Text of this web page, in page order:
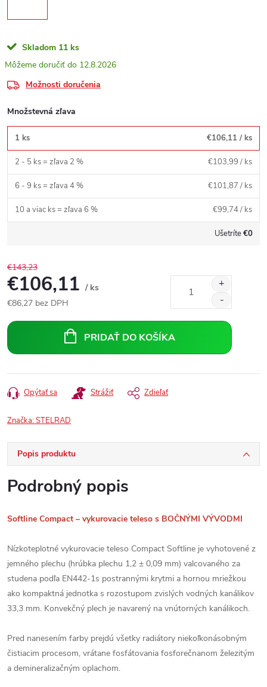
Skladom 11 ks
12.8.2026
Možnosti doručenia
Množstevná zľava
1 ks €106,11 / ks
2 - 5 ks = zľava 2 % €103,99 / ks
6 - 9 ks = zľava 4 % €101,87 / ks
10 a viac ks = zľava 6 % €99,74/ ks
Ušetríte€0
€143,23
€106,11 / ks
€86,27 bez DPH
cena:
PRIDAŤ DO KOŠÍKA
Opýtať sa Strážiť Zdieľať
Značka:STELRAD
Popis produktu
Podrobný popis
Softline Compact – vykurovacie teleso s BOČNÝMI VÝVODMI
Nízkoteplotné vykurovacie teleso Compact Softline je vyhotovené z
jemného plechu (hrúbka plechu 1,2 ± 0,09 mm) valcovaného za
studena podľa EN442-1s postrannými krytmi a hornou mriežkou
ako kompaktná jednotka s rozostupom zvislých vodných kanálikov
33,3 mm. Konvekčný plech je navarený na vnútorných kanálikoch.
Pred nanesením farby prejdú všetky radiátory niekoľkonásobným
čistiacim procesom, vrátane fosfátovania fosforečnanom železitým
a demineralizačným oplachom.